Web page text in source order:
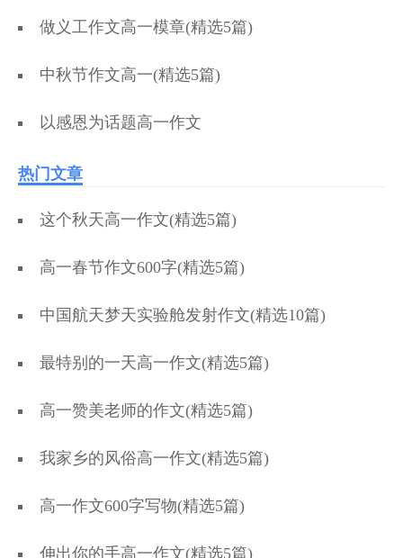
做义工作文高一模章(精选5篇)
中秋节作文高一(精选5篇)
以感恩为话题高一作文
热门文章
这个秋天高一作文(精选5篇)
高一春节作文600字(精选5篇)
中国航天梦天实验舱发射作文(精选10篇)
最特别的一天高一作文(精选5篇)
高一赞美老师的作文(精选5篇)
我家乡的风俗高一作文(精选5篇)
高一作文600字写物(精选5篇)
伸出你的手高一作文(精选5篇)